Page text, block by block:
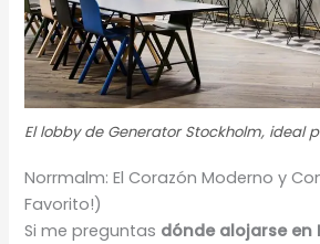
El lobby de Generator Stockholm, ideal
Norrmalm: El Corazón Moderno y
Favorito!)
Si me preguntas dónde alojarse en